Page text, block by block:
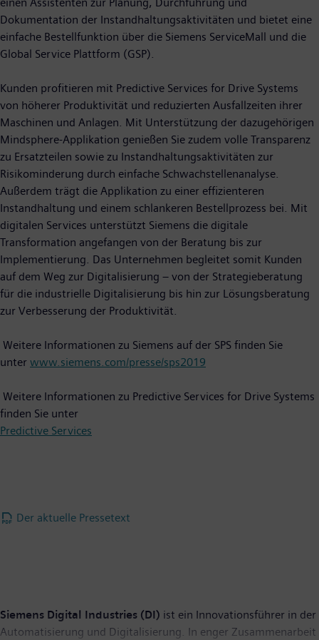
Dokumentation der Instandhaltungsaktivitäten und bietet eine
einfache Bestellfunktion über die Siemens ServiceMall und die
Global Service Plattform (GSP).
Kunden profitieren mit Predictive Services for Drive Systems
von höherer Produktivität und reduzierten Ausfallzeiten ihrer
Maschinen und Anlagen. Mit Unterstützung der dazugehörigen
Mindsphere-Applikation genießen Sie zudem volle Transparenz
zu Ersatzteilen sowie zu Instandhaltungsaktivitäten zur
Risikominderung durch einfache Schwachstellenanalyse.
Außerdem trägt die Applikation zu einer effizienteren
Instandhaltung und einem schlankeren Bestellprozess bei. Mit
digitalen Services unterstützt Siemens die digitale
Transformation angefangen von der Beratung bis zur
Implementierung. Das Unternehmen begleitet somit Kunden
auf dem Weg zur Digitalisierung – von der Strategieberatung
für die industrielle Digitalisierung bis hin zur Lösungsberatung
zur Verbesserung der Produktivität.
Weitere Informationen zu Siemens auf der SPS finden Sie
unter www.siemens.com/presse/sps2019
Weitere Informationen zu Predictive Services for Drive Systems
finden Sie unter
Predictive Services
Der aktuelle Pressetext
Siemens Digital Industries (DI) ist ein Innovationsführer in der
Automatisierung und Digitalisierung. In enger Zusammenarbeit